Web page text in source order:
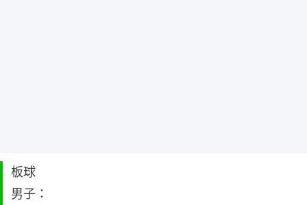
板球
男子：